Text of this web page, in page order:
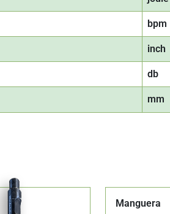
bpm
inch
db
mm
Manguera